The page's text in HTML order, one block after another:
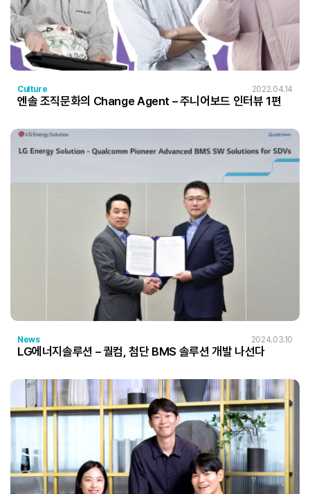
Culture 2022.04.14
엔솔 조직문화의 Change Agent – 주니어보드 인터뷰 1편
News 2024.03.10
LG에너지솔루션 – 퀄컴, 첨단 BMS 솔루션 개발 나선다